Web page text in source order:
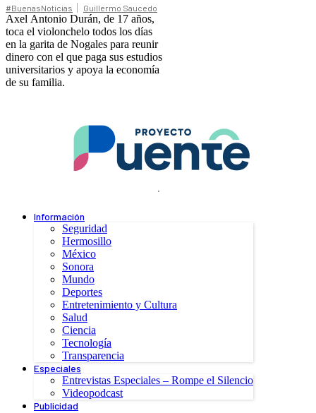
#BuenasNoticias Guillermo Saucedo
Axel Antonio Durán, de 17 años,
toca el violonchelo todos los días
en la garita de Nogales para reunir
dinero con el que paga sus estudios
universitarios y apoya la economía
de su familia.
.
Información
Seguridad
Hermosillo
México
Sonora
Mundo
Deportes
Entretenimiento y Cultura
Salud
Ciencia
Tecnología
Transparencia
Especiales
Entrevistas Especiales – Rompe el Silencio
Videopodcast
Publicidad